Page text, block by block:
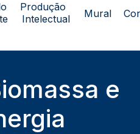
Produção
Intelectual
Mural
e